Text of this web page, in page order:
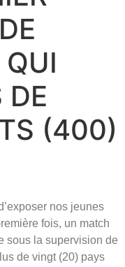
DE
(400)
nos jeunes
fois, un match
sous la supervision de
de vingt (20) pays